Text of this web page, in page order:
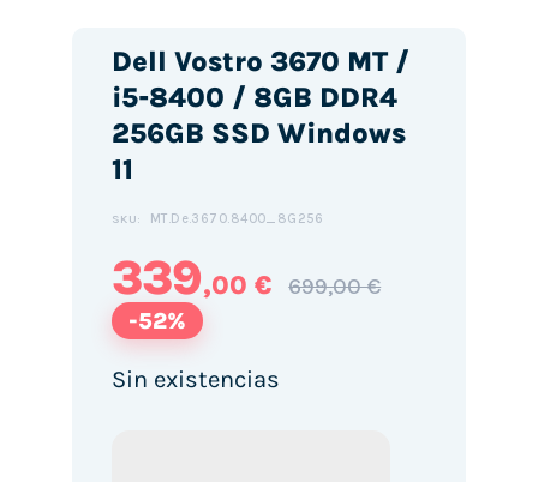
Dell Vostro 3670 MT /
i5-8400 / 8GB DDR4
256GB SSD Windows
11
SKU: MT.De.3670.8400_8G256
339,00 € 699,00 €
-52%
Sin existencias